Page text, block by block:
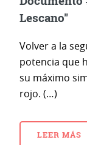
Lescano"
Volver a la
potencia que
su máximo
rojo. (…)
LEER MÁS